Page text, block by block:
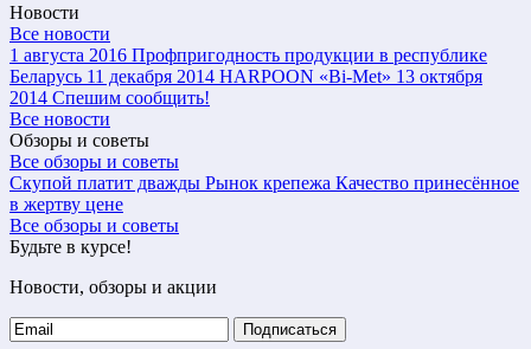
Новости
Все новости
1 августа 2016 Профпригодность продукции в республике
Беларусь 11 декабря 2014 HARPOON «Bi-Met» 13 октября
2014 Спешим сообщить!
Все новости
Обзоры и советы
Все обзоры и советы
Скупой платит дважды Рынок крепежа Качество принесённое
в жертву цене
Все обзоры и советы
Будьте в курсе!
Новости, обзоры и акции
Подписаться